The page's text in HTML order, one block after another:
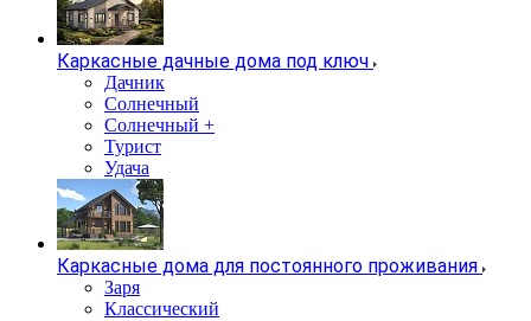
Каркасные дачные дома под ключ
Дачник
Солнечный
Солнечный +
Турист
Удача
Каркасные дома для постоянного проживания
Заря
Классический